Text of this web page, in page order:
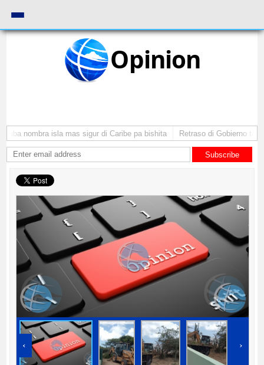
Opinion
nombra isla mas sigur di Caribe pa bishita Retraso di Gobierno ta
Subscribe
‹ ›